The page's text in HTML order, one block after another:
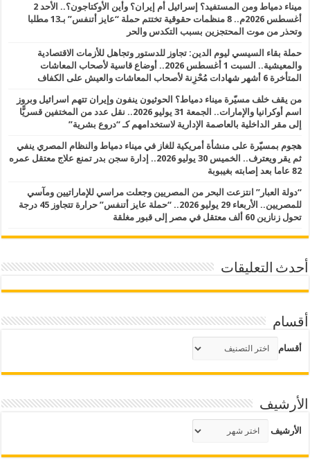
ميناء دمياط ومن المستفيد؟ إسرائيل أم إيران؟ وأين الأوكتاجون؟.. الأحد 2
أغسطس 2026م.. 8 منظمات حقوقية تختتم حملة “عايز أتنفس” بـ13 مطلبا
وتحذر من موت المحتجزين بسبب التكدس والحر
حملة بقاء السيسي ليوم الدين: تجاوز للدستور وتجاهل للأزمات الاقتصادية
والمعيشية.. السبت 1 أغسطس 2026.. أوضاع قاسية لأصحاب المعاشات
المتأخرة 6 أشهر شهادات مُحْزِنة لأصحاب المعاشات والعيش على الكفاف
من يقف خلف مسيّرة ميناء دمياط؟ الحوثيون ينفون وإيران تتهم اسرائيل وبروز
اسم أوكرانيا والإمارات.. الجمعة 31 يوليو 2026.. نقل عدد من المختفين قسريًّا
إلى مقر الداخلية بالعاصمة الإدارية لاستخدامهم كـ “دروع بشرية”
هجوم بمسيّرة على منشأة أمريكية للغاز في ميناء دمياط والنظام المصري ينفي
ثم يقر ويعترف.. الخميس 30 يوليو 2026.. إدارة سجن بدر تمنع علاج معتقل عمره
82 عاما بعد إصابته بغيبوبة
“دولة العبار” انتزعت البحر من المصريين وجعلت مراسي للإماراتيين ومآسي
للمصريين.. الأربعاء 29 يوليو 2026.. “حملة عايز أتنفس” حرارة تتجاوز 45 درجة
تحول زنازين 60 ألف معتقل في مصر إلى قبور مغلقة
أحدث التعليقات
أقسام
أقسام
الأرشيف
الأرشيف